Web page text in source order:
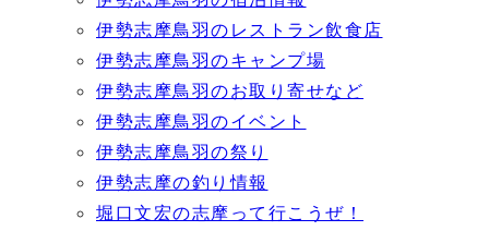
伊勢志摩鳥羽のレストラン飲食店
伊勢志摩鳥羽のキャンプ場
伊勢志摩鳥羽のお取り寄せなど
伊勢志摩鳥羽のイベント
伊勢志摩鳥羽の祭り
伊勢志摩の釣り情報
堀口文宏の志摩って行こうぜ！